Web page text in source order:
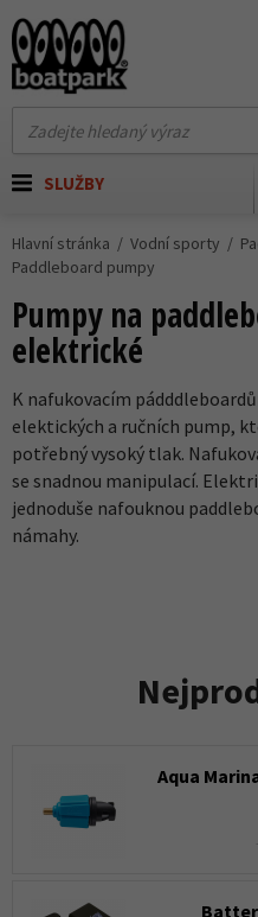
SLUŽBY
Hlavní stránka Vodní sporty
Paddleboard pumpy
Pumpy na
elektrické
K nafukovacím
elektických a ručních pump,
potřebný vysoký tlak.
se snadnou manipulací.
jednoduše nafouknou
námahy.
Aqua